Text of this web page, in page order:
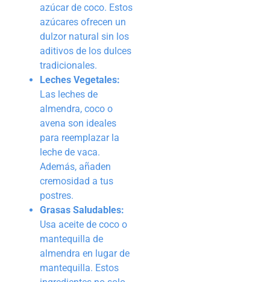
azúcar de coco. Estos
azúcares ofrecen un
dulzor natural sin los
aditivos de los dulces
tradicionales.
Leches Vegetales:
Las leches de
almendra, coco o
avena son ideales
para reemplazar la
leche de vaca.
Además, añaden
cremosidad a tus
postres.
Grasas Saludables:
Usa aceite de coco o
mantequilla de
almendra en lugar de
mantequilla. Estos